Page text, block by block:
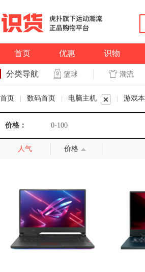
首页 优惠 识物
分类导航 篮球 潮流
首页 数码首页 电脑主机 游戏本
价格： 0-100
人气 价格